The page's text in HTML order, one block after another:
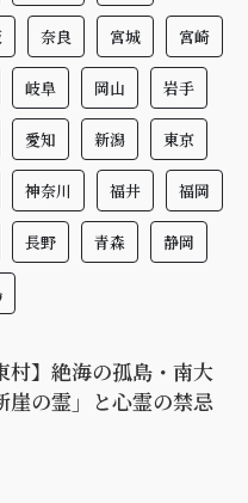
奈良 宮城 宮崎
岐阜 岡山 岩手
愛知 新潟 東京
神奈川 福井 福岡
長野 青森 静岡
村】絶海の孤島・南大
崖の霊」と心霊の禁忌